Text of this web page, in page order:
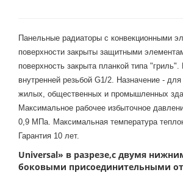
Панельные радиаторы с конвекционными
поверхности закрыты защитными
поверхность закрыта планкой типа
внутренней резьбой G1/2. Назначение -
жилых, общественных и промышленных
Максимальное рабочее избыточное
0,9 МПа. Максимальная температура
Гарантия 10 лет.
Universal» в разрезе,с двумя
боковыми присоединительными